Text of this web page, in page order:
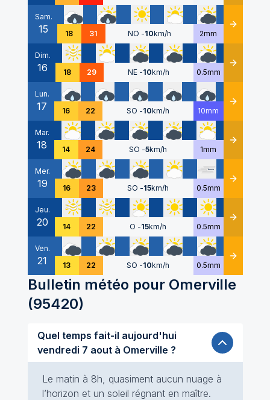
Sam.
15 18 31 NO -10km/h 2mm Détails
Dim.
16 18 29 NE -10km/h 0.5mm Détails
Lun.
17 16 22 SO -10km/h 10mm Détails
Mar.
18 14 24 SO -5km/h 1mm Détails
Mer.
19 16 23 SO -15km/h 0.5mm Détails
Jeu.
20 14 22 O -15km/h 0.5mm Détails
Ven.
21 13 22 SO -10km/h 0.5mm Détails
Bulletin météo pour Omerville
(95420)
Quel temps fait-il aujourd'hui
vendredi 7 aout à Omerville ?
Le matin à 8h, quasiment aucun nuage à
l’horizon et un soleil régnant en maître.